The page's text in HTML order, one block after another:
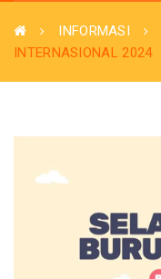
INFORMASI
INTERNASIONAL 2024